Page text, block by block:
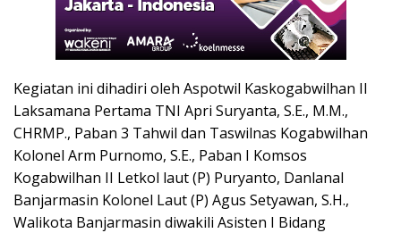
Kegiatan ini dihadiri oleh Aspotwil Kaskogabwilhan II
Laksamana Pertama TNI Apri Suryanta, S.E., M.M.,
CHRMP., Paban 3 Tahwil dan Taswilnas Kogabwilhan
Kolonel Arm Purnomo, S.E., Paban I Komsos
Kogabwilhan II Letkol laut (P) Puryanto, Danlanal
Banjarmasin Kolonel Laut (P) Agus Setyawan, S.H.,
Walikota Banjarmasin diwakili Asisten I Bidang